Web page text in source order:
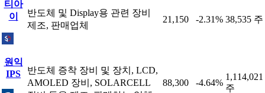
티아
이
반도체 및 Display용 관련 장비
제조, 판매업체
21,150 -2.31% 38,535 주
원익
IPS
반도체 증착 장비 및 장치, LCD,
AMOLED 장비, SOLARCELL
88,300 -4.64%
1,114,021
주